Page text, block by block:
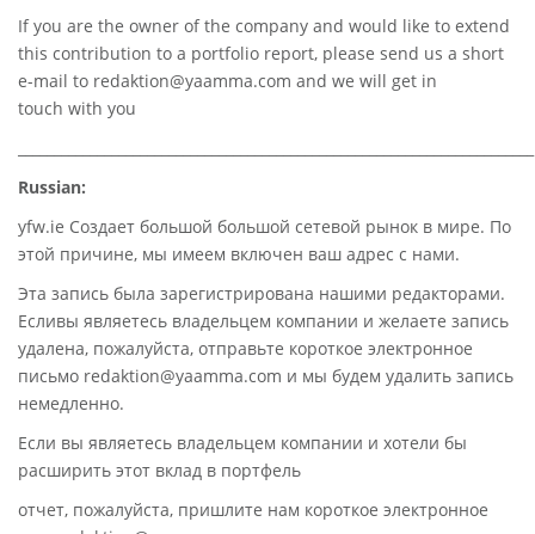
If you are the owner of the company and would like to extend
this contribution to a portfolio report, please send us a short
e-mail to redaktion@yaamma.com and we will get in
touch with you
Russian:
yfw.ie Создает большой большой сетевой рынок в мире. По
этой причине, мы имеем включен ваш адрес с нами.
Эта запись была зарегистрирована нашими редакторами.
Есливы являетесь владельцем компании и желаете запись
удалена, пожалуйста, отправьте короткое электронное
письмо redaktion@yaamma.com и мы будем удалить запись
немедленно.
Если вы являетесь владельцем компании и хотели бы
расширить этот вклад в портфель
отчет, пожалуйста, пришлите нам короткое электронное